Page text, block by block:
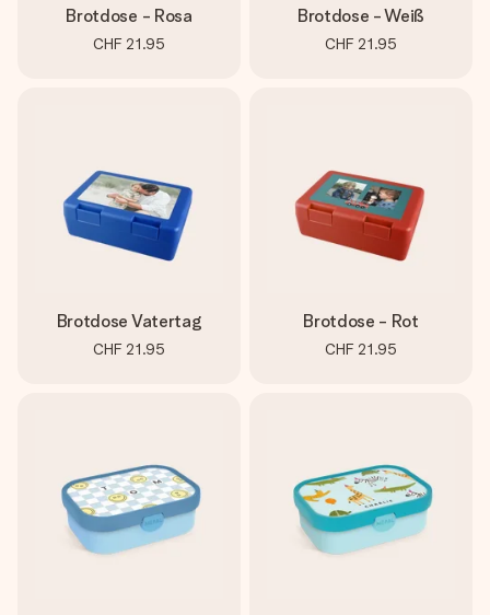
Brotdose - Rosa
CHF 21.95
Brotdose - Weiß
CHF 21.95
Brotdose Vatertag
CHF 21.95
Brotdose - Rot
CHF 21.95